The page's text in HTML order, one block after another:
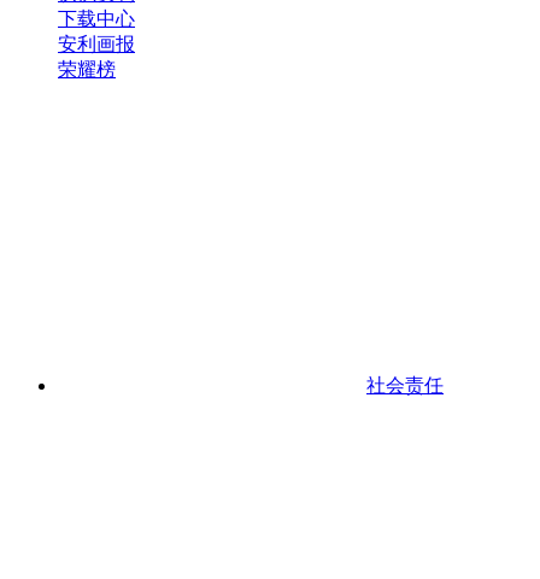
下载中心
安利画报
荣耀榜
社会责任